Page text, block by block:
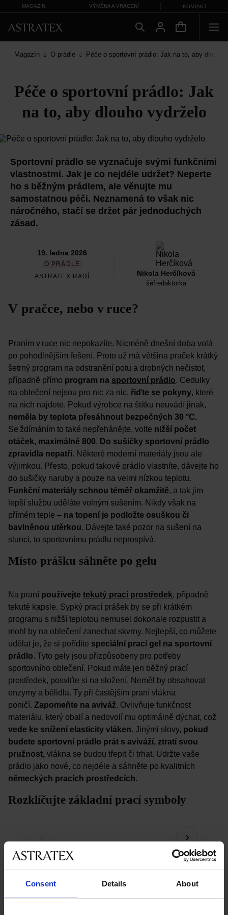
Consent Details About
MAGAZÍN VÝMĚNA A VRÁCENÍ KONTAKT
Magazín O prádle Péče o sportovní prádlo: Jak na to, aby dlouho
Péče o sportovní prádlo: Jak
na to, aby dlouho vydrželo
Sportovní prádlo se vyznačuje svými funkčními
vlastnostmi. Jak je co nejdéle udržet? Neperte
ho s běžným prádlem, ale věnujte mu
samostatnou péči. Neznamená to však nic
náročného, stačí se držet pár jednoduchých
zásad.
19. ledna 2026
O PRÁDLE
ASTRATEX RADÍ
Nikola Herčíková
šéfredaktorka
V pračce, nebo v ruce?
Praním v ruce nic nepokazíte. Nicméně dnešní doba volá
po pohodlnějším řešení. Proto už má většina praček krátký
šetrný program na odstranění potu a drobných nečistot,
případně přímo program na sportovní prádlo. Cedulky
na oblečení nejsou pro nic za nic, řiďte se pokyny, které
na nich najdete. Pokud výrobce na štítku neuvádí jinak,
neměla by teplota přesáhnout bezpečných 30 °C.
Se ždímáním to také nepřehánějte, volte nižší počet
otáček, maximálně 800. Do sušičky sportovní prádlo
zpravidla nepatří. Některé moderní materiály jsou ale
výjimkou. Přesto, pokud takové prádlo vlastníte, dávejte ho
do sušičky naruby a pouze na velmi nízkou teplotu.
Funkční materiály schnou téměř okamžitě, a tak jim
lepší službu uděláte volným sušením. Nikdy však na
přímém teple – na topení je podložte osuškou či
bavlněnou utěrkou. Dávejte také pozor na sušení na
slunci, to sportovnímu prádlu neprospívá.
Místo prášku sáhněte po gelu
Na praní používejte tekutý prací prostředek, případně
tekuté kapsle. Sypký prací prášek by se při krátkém
programu s nižší teplotou nemusel dokonale rozpustit a
mohl by na oblečení zanechat skvrny. Nejlepší, co můžete
udělat je, že si pořídíte speciální prací gel na sportovní
prádlo. Tyto gely jsou přizpůsobeny pro potřeby
sportovního oblečení. Pokud máte jen běžný prací
prostředek, posviťte si na složení. Neměl by obsahovat
enzymy a bělidla. Ty při častějším praní vlákna
poničí. Zapomeňte na aviváž. Ovlivňuje funkčnost
materiálu, který obalí a nedovolí mu optimálně dýchat, což
vede ke snížení elasticity vláken. Jinými slovy, pokud
budete sportovní prádlo prát s aviváží, ztratí svou
pružnost, vlákna se budou třepit či trhat. Udržte vaše
prádlo jako nové, co nejdéle a sáhněte po kvalitních
německých pracích prostředcích.
Rozklíčujte základní prací symboly
›
Tečky v symbolech